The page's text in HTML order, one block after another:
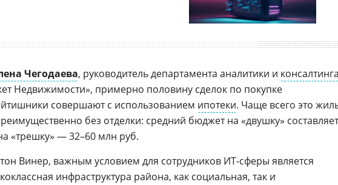
Чегодаева, руководитель департамента аналитики и
Недвижимости», примерно половину сделок по покупке
совершают с использованием ипотеки. Чаще всего это
без отделки: средний бюджет на «двушку» составляет
«трешку» — 32–60 млн руб.
Винер, важным условием для сотрудников ИT-сферы является
инфраструктура района, как социальная, так и